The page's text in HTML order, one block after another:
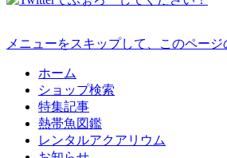
メニューをスキップして、このページ
ホーム
ショップ検索
特集記事
熱帯魚図鑑
レンタルアクアリウム